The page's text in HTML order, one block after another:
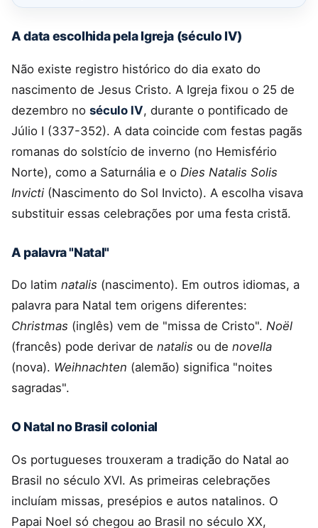
A data escolhida pela Igreja (século IV)
Não existe registro histórico do dia exato do
nascimento de Jesus Cristo. A Igreja fixou o 25 de
dezembro no século IV, durante o pontificado de
Júlio I (337-352). A data coincide com festas pagãs
romanas do solstício de inverno (no Hemisfério
Norte), como a Saturnália e o Dies Natalis Solis
Invicti (Nascimento do Sol Invicto). A escolha visava
substituir essas celebrações por uma festa cristã.
A palavra "Natal"
Do latim natalis (nascimento). Em outros idiomas, a
palavra para Natal tem origens diferentes:
Christmas (inglês) vem de "missa de Cristo". Noël
(francês) pode derivar de natalis ou de novella
(nova). Weihnachten (alemão) significa "noites
sagradas".
O Natal no Brasil colonial
Os portugueses trouxeram a tradição do Natal ao
Brasil no século XVI. As primeiras celebrações
incluíam missas, presépios e autos natalinos. O
Papai Noel só chegou ao Brasil no século XX,